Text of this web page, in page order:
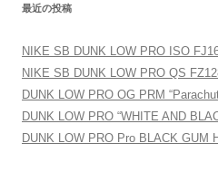
最近の投稿
NIKE SB DUNK LOW PRO ISO
NIKE SB DUNK LOW PRO QS
DUNK LOW PRO OG PRM
DUNK LOW PRO “WHITE AND
DUNK LOW PRO Pro BLACK GUM